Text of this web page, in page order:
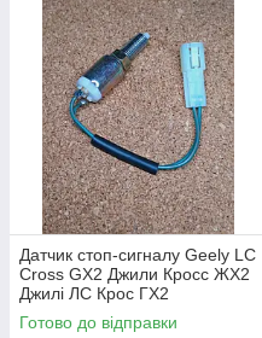
Датчик стоп-сигналу Geely LC
Cross GX2 Джили Кросс ЖХ2
Джилі ЛС Крос ГХ2
Готово до відправки